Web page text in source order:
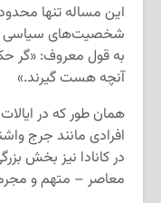
این مساله تنها
شخصیت‌های سیاسی
به قول معروف: «گر
آنچه هست گیرند.»
همان طور که در
افرادی مانند جرج
در کانادا نیز بخش
معاصر – متهم و